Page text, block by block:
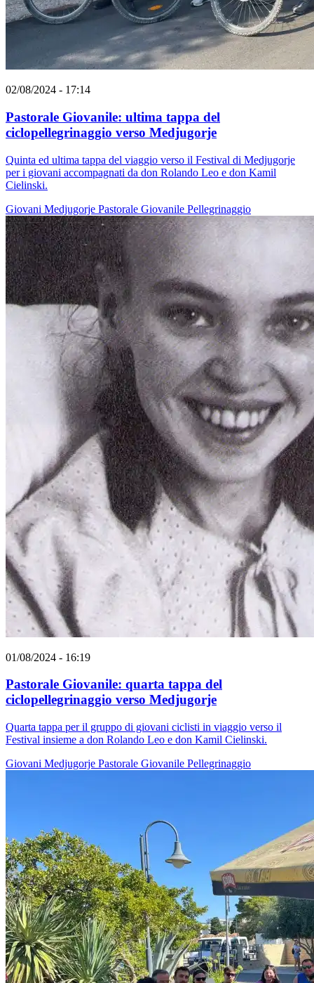
02/08/2024 - 17:14
Pastorale Giovanile: ultima tappa del
ciclopellegrinaggio verso Medjugorje
Quinta ed ultima tappa del viaggio verso il Festival di Medjugorje
per i giovani accompagnati da don Rolando Leo e don Kamil
Cielinski.
Giovani Medjugorje Pastorale Giovanile Pellegrinaggio
01/08/2024 - 16:19
Pastorale Giovanile: quarta tappa del
ciclopellegrinaggio verso Medjugorje
Quarta tappa per il gruppo di giovani ciclisti in viaggio verso il
Festival insieme a don Rolando Leo e don Kamil Cielinski.
Giovani Medjugorje Pastorale Giovanile Pellegrinaggio